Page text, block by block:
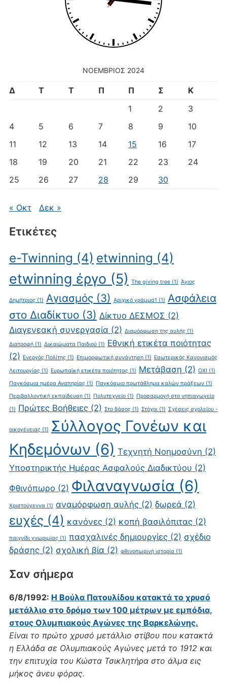
ΝΟΈΜΒΡΙΟΣ 2024
Δ Τ Τ Π Π Σ
Κ
1
2
3
4
5 6 7 8 9
10
11
12 13 14 15 16
17
18
19 20 21 22 23
24
25
26 27 28 29 30
« Οκτ Δεκ »
Ετικέτες
e-Twinning (4) etwinning (4)
etwinning έργο (5) The giving tree(1) Άγιος
Δημήτριος (1) Αγιασμός(3) Αριχικό γράμμα1 (1) Ασφάλεια
στο Διαδίκτυο(3) Δίκτυο ΔΕΣΜΟΣ (2)
Διαγενεακή συνεργασία (2) Διαμόρφωση της αυλής (1)
Διατροφή(1) Δικαιώματα Παιδιού(1) Εθνική ετικέτα ποιότητας
(2) Ενεργός Πολίτης (1) Επιμορφωτική συνάντηση(1) Εσωτερικός Κανονισμός
Λειτουργίας (1) Ευρωπαϊκή ετικέτα ποιότητας (1) Μετάβαση (2) ΟΧΙ (1)
Παγκόσμια ημέρα Αναπηρίας (1) Παγκόσμιο πρωτάθλημα καλών πράξεων(1)
Περιβαλλοντική εκπαίδευση(1) Πολυτεχνείο(1) Προσαρμογή στο νηπιαγωγείο
(1) Πρώτες Βοήθειες (2) Στο δάσος (1) Στόχοι(1) Σχέσεις σχολείου -
οικογένειας (1)
Σύλλογος Γονέων και
Κηδεμόνων (6) Τεχνητή Νοημοσύνη (2)
Υποστηρικτής Ημέρας Ασφαλούς Διαδικτύου (2)
Φθινόπωρο(2) Φιλαναγνωσία (6)
Χριστούγεννα(1) αναμόρφωση αυλής (2) δωρεά (2)
ευχές (4) κανόνες (2) κοπή βασιλόπιτας (2)
παιχνίδι γνωριμίας (1) πασχαλινές δημιουργίες (2) σχέδιο
δράσης (2) σχολική βία (2) φθινοπωρινή ιστορία(1)
Σαν σήμερα
6/8/1992: Η Βούλα Πατουλίδου κατακτά το χρυσό
μετάλλιο στο δρόμο των 100 μέτρων με εμπόδια,
στους Ολυμπιακούς Αγώνες της Βαρκελώνης.
Είναι το πρώτο χρυσό μετάλλιο στίβου που κατακτά
η Ελλάδα σε Ολυμπιακούς Αγώνες μετά το 1912 και
την επιτυχία του Κώστα Τσικλητήρα στο άλμα εις
μήκος άνευ φόρας.